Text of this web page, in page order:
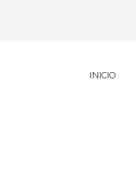
INICIO